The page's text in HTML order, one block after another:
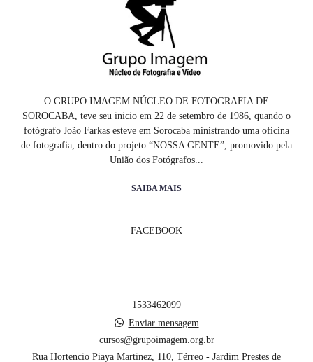
O GRUPO IMAGEM NÚCLEO DE FOTOGRAFIA DE
SOROCABA, teve seu inicio em 22 de setembro de 1986, quando o
fotógrafo João Farkas esteve em Sorocaba ministrando uma oficina
de fotografia, dentro do projeto “NOSSA GENTE”, promovido pela
União dos Fotógrafos...
SAIBA MAIS
FACEBOOK
1533462099
Enviar mensagem
cursos@grupoimagem.org.br
Rua Hortencio Piaya Martinez, 110, Térreo - Jardim Prestes de